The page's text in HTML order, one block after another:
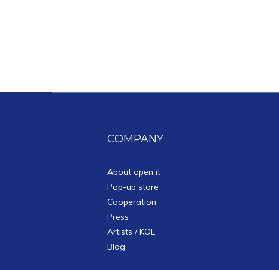
COMPANY
About open it
Pop-up store
Cooperation
Press
Artists / KOL
Blog